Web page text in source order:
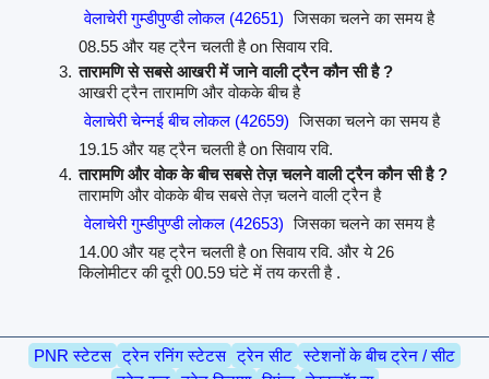
वेलाचेरी गुम्डीपुण्डी लोकल (42651) जिसका चलने का समय है
08.55 और यह ट्रैन चलती है on सिवाय रवि.
तारामणि से सबसे आखरी में जाने वाली ट्रैन कौन सी है ?
आखरी ट्रैन तारामणि और वोकके बीच है
वेलाचेरी चेन्नई बीच लोकल (42659) जिसका चलने का समय है
19.15 और यह ट्रैन चलती है on सिवाय रवि.
तारामणि और वोक के बीच सबसे तेज़ चलने वाली ट्रैन कौन सी है ?
तारामणि और वोकके बीच सबसे तेज़ चलने वाली ट्रैन है
वेलाचेरी गुम्डीपुण्डी लोकल (42653) जिसका चलने का समय है
14.00 और यह ट्रैन चलती है on सिवाय रवि. और ये 26
किलोमीटर की दूरी 00.59 घंटे में तय करती है .
PNR स्टेटस ट्रेन रनिंग स्टेटस ट्रेन सीट स्टेशनों के बीच ट्रेन / सीट